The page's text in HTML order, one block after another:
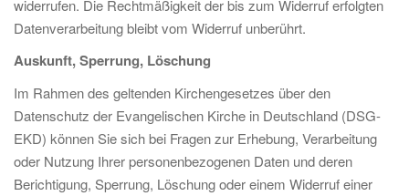
widerrufen. Die Rechtmäßigkeit der bis zum Widerruf erfolgten
Datenverarbeitung bleibt vom Widerruf unberührt.
Auskunft, Sperrung, Löschung
Im Rahmen des geltenden Kirchengesetzes über den
Datenschutz der Evangelischen Kirche in Deutschland (DSG-
EKD) können Sie sich bei Fragen zur Erhebung, Verarbeitung
oder Nutzung Ihrer personenbezogenen Daten und deren
Berichtigung, Sperrung, Löschung oder einem Widerruf einer